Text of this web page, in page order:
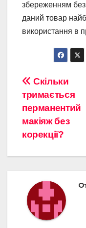
збереженням
даний товар
використання в
по
записям
Скільки
тримається
перманентий
макіяж без
корекції?